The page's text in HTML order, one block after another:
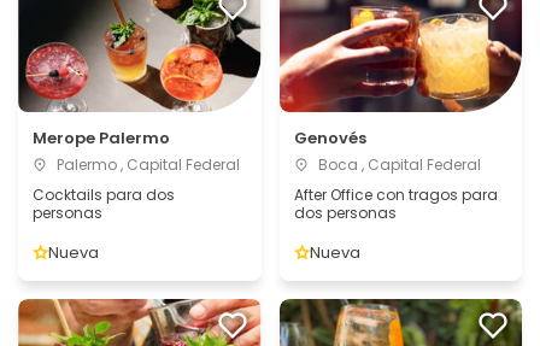
Merope Palermo
Palermo , Capital Federal
Cocktails para dos
personas
Nueva
Genovés
Boca , Capital Federal
After Office con tragos para
dos personas
Nueva